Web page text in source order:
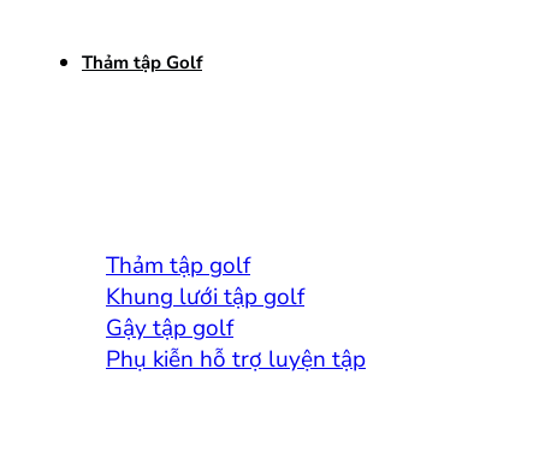
Thảm tập Golf
Thảm tập golf
Khung lưới tập golf
Gậy tập golf
Phụ kiễn hỗ trợ luyện tập